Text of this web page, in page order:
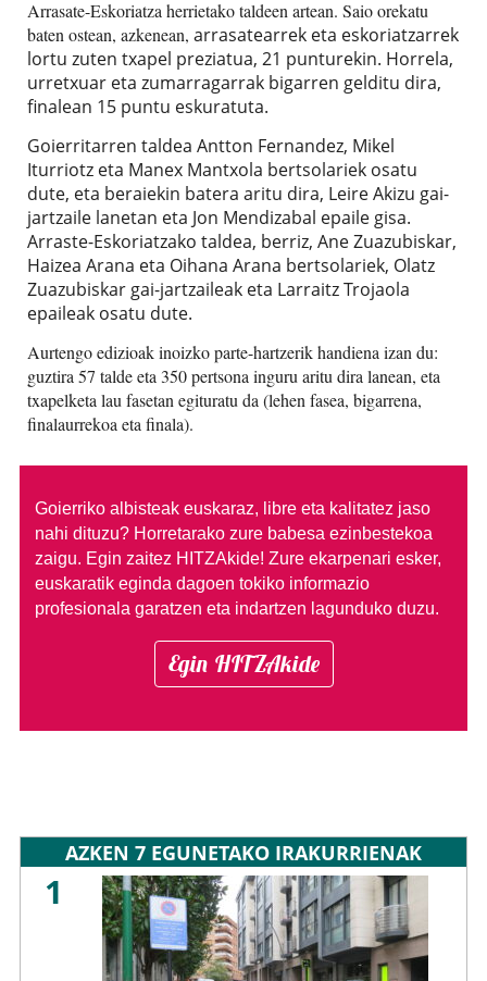
Arrasate-Eskoriatza herrietako taldeen artean. Saio orekatu
baten ostean, azkenean, arrasatearrek eta eskoriatzarrek
lortu zuten txapel preziatua, 21 punturekin. Horrela,
urretxuar eta zumarragarrak bigarren gelditu dira,
finalean 15 puntu eskuratuta.
Goierritarren taldea Antton Fernandez, Mikel
Iturriotz eta Manex Mantxola bertsolariek osatu
dute, eta beraiekin batera aritu dira, Leire Akizu gai-
jartzaile lanetan eta Jon Mendizabal epaile gisa.
Arraste-Eskoriatzako taldea, berriz, Ane Zuazubiskar,
Haizea Arana eta Oihana Arana bertsolariek, Olatz
Zuazubiskar gai-jartzaileak eta Larraitz Trojaola
epaileak osatu dute.
Aurtengo edizioak inoizko parte-hartzerik handiena izan du:
guztira 57 talde eta 350 pertsona inguru aritu dira lanean, eta
txapelketa lau fasetan egituratu da (lehen fasea, bigarrena,
finalaurrekoa eta finala).
Goierriko albisteak euskaraz, libre eta kalitatez jaso
nahi dituzu? Horretarako zure babesa ezinbestekoa
zaigu. Egin zaitez HITZAkide! Zure ekarpenari esker,
euskaratik eginda dagoen tokiko informazio
profesionala garatzen eta indartzen lagunduko duzu.
Egin HITZAkide
AZKEN 7 EGUNETAKO IRAKURRIENAK
1